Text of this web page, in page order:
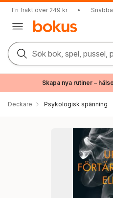
Fri frakt över 249 kr •
Sök bok, spel, pussel,
Skapa nya rutiner –
Deckare Psykologisk spänning